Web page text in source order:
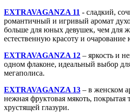
EXTRAVAGANZA 11 - сладкий,
романтичный и игривый аромат
больше для юных девушек, чем для
естественную красоту и очарование
EXTRAVAGANZA 12 – яркость и
одном флаконе, идеальный выбор
мегаполиса.
EXTRAVAGANZA 13 – в женском
нежная фруктовая мякоть, покрытая
хрустящей глазури.